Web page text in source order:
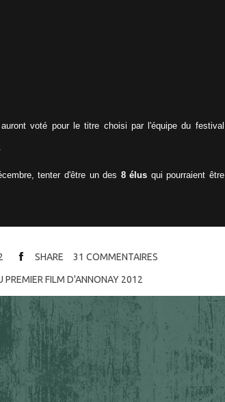
voté pour le titre choisi par l'équipe du festival
tenter d'être un des 8 élus qui pourraient être
SHARE 31 COMMENTAIRES
PREMIER FILM D'ANNONAY 2012